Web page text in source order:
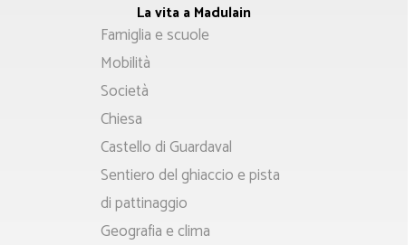
La vita a Madulain
Menù
principale
Famiglia e scuole
Mobilità
Società
Chiesa
Castello di Guardaval
Sentiero del ghiaccio e pista
di pattinaggio
Geografia e clima